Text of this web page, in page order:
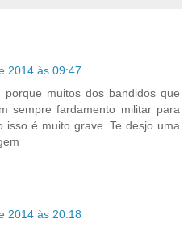
2014 às 09:47
muitos dos bandidos que
sempre fardamento militar para
isso é muito grave. Te desjo uma
2014 às 20:18